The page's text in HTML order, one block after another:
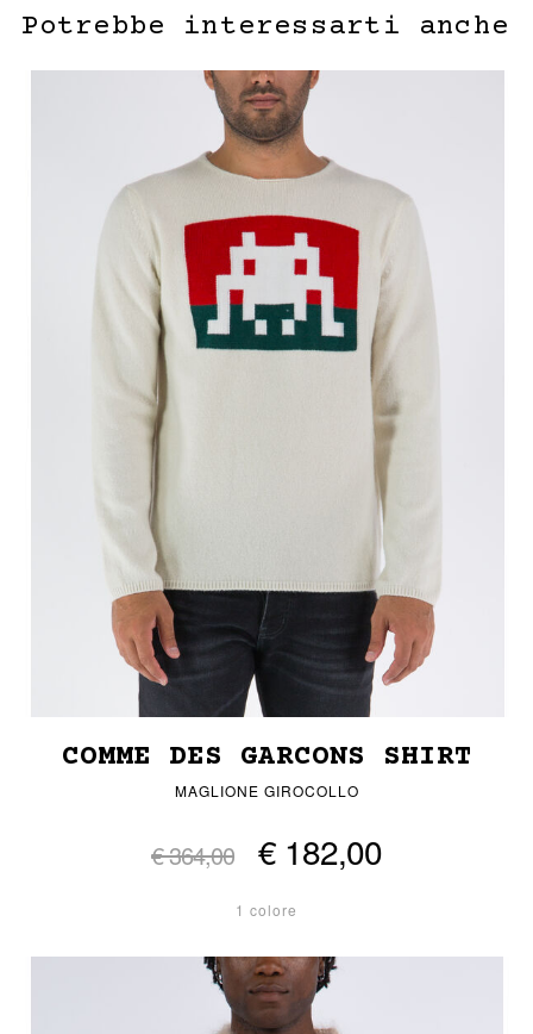
Potrebbe interessarti anche
COMME DES GARCONS SHIRT
MAGLIONE GIROCOLLO
€ 364,00 € 182,00
1 colore